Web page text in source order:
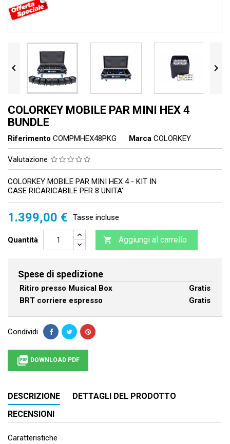
 
COLORKEY MOBILE PAR MINI HEX 4
BUNDLE
Riferimento COMPMHEX48PKG Marca COLORKEY
Valutazione
COLORKEY MOBILE PAR MINI HEX 4 - KIT IN
CASE RICARICABILE PER 8 UNITA'
1.399,00 € Tasse incluse
Quantità  Aggiungi al carrello
Spese di spedizione
Ritiro presso Musical Box
Gratis
BRT corriere espresso
Gratis
Condividi
 DOWNLOAD PDF
DESCRIZIONE
DETTAGLI DEL PRODOTTO
RECENSIONI
Caratteristiche